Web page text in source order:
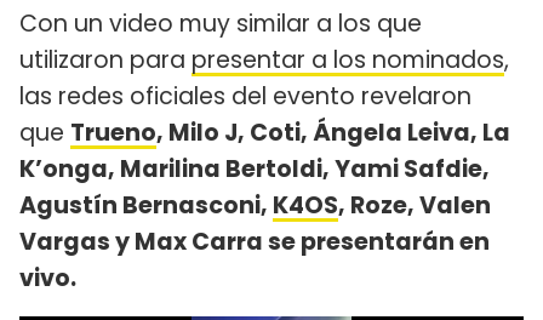
Con un video muy similar a los que
utilizaron para presentar a los nominados,
las redes oficiales del evento revelaron
que Trueno, Milo J, Coti, Ángela Leiva, La
K’onga, Marilina Bertoldi, Yami Safdie,
Agustín Bernasconi, K4OS, Roze, Valen
Vargas y Max Carra se presentarán en
vivo.